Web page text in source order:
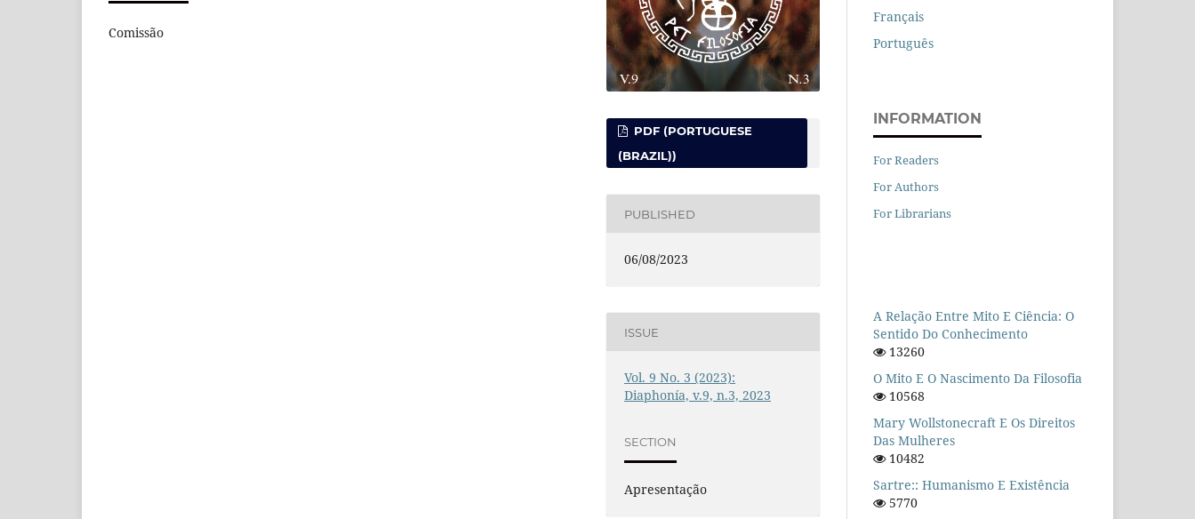
Comissão
PDF (PORTUGUESE
(BRAZIL))
PUBLISHED
06/08/2023
ISSUE
Vol. 9 No. 3 (2023):
Diaphonía, v.9, n.3, 2023
SECTION
Apresentação
Français
Português
INFORMATION
For Readers
For Authors
For Librarians
A Relação Entre Mito E Ciência: O
Sentido Do Conhecimento
13260
O Mito E O Nascimento Da Filosofia
10568
Mary Wollstonecraft E Os Direitos
Das Mulheres
10482
Sartre:: Humanismo E Existência
5770